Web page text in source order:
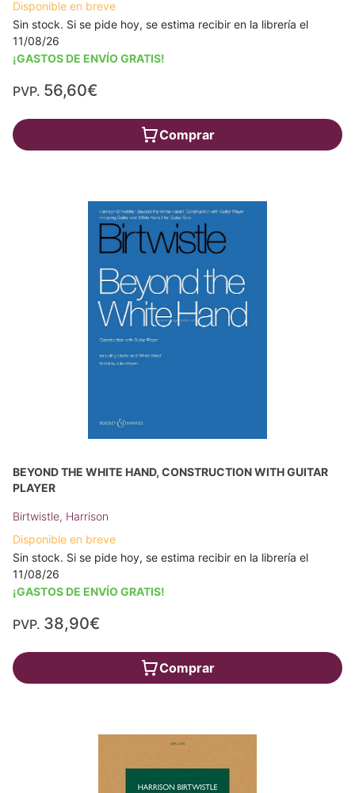
Disponible en breve
Sin stock. Si se pide hoy, se estima recibir en la librería el
11/08/26
¡GASTOS DE ENVÍO GRATIS!
PVP. 56,60€
Comprar
BEYOND THE WHITE HAND, CONSTRUCTION WITH GUITAR
PLAYER
Birtwistle, Harrison
Disponible en breve
Sin stock. Si se pide hoy, se estima recibir en la librería el
11/08/26
¡GASTOS DE ENVÍO GRATIS!
PVP. 38,90€
Comprar